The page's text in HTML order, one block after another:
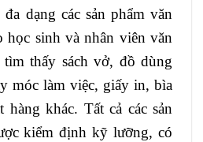
dạng các sản phẩm văn
học sinh và nhân viên văn
thấy sách vở, đồ dùng
móc làm việc, giấy in, bìa
khác. Tất cả các sản
kiểm định kỹ lưỡng, có